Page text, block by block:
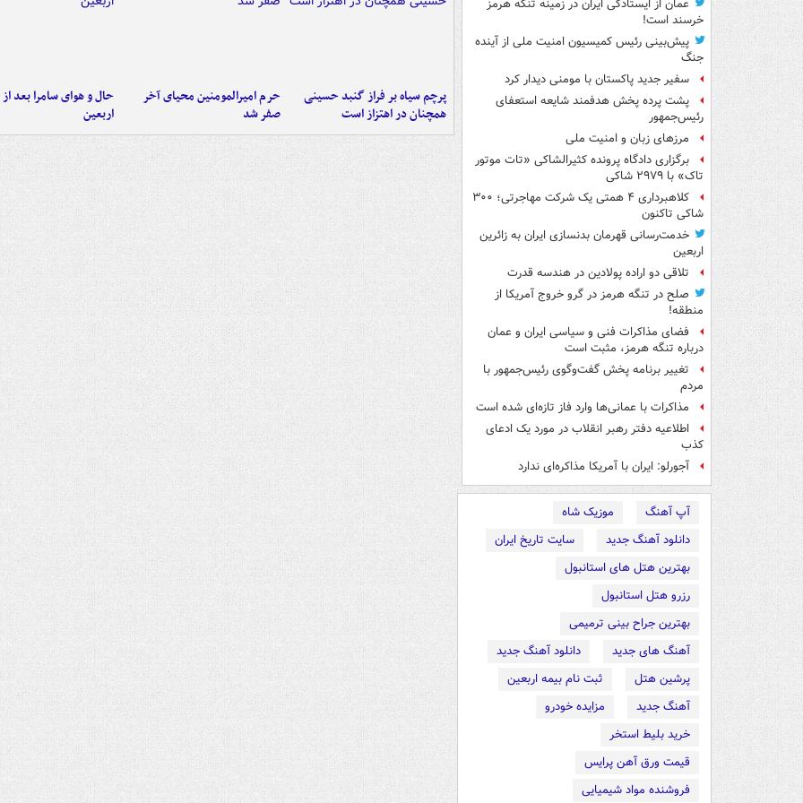
عمان از ایستادگی ایران در زمینه تنگه هرمز
خرسند است!
پیش‌بینی رئیس کمیسیون امنیت ملی از آینده
جنگ
سفیر جدید پاکستان با مومنی دیدار کرد
پشت پرده پخش هدفمند شایعه استعفای
رئیس‌جمهور
مرزهای زبان و امنیت ملی
برگزاری دادگاه پرونده کثیرالشاکی «تات موتور
تاک» با ۲۹۷۹ شاکی
کلاهبرداری ۴ همتی یک شرکت مهاجرتی؛ ۳۰۰
شاکی تاکنون
خدمت‌رسانی قهرمان بدنسازی ایران به زائرین
اربعین
تلاقی دو اراده پولادین در هندسه قدرت
صلح در تنگه هرمز در گرو خروج آمریکا از
منطقه!
فضای مذاکرات فنی و سیاسی ایران و عمان
درباره تنگه هرمز، مثبت است
تغییر برنامه پخش گفت‌وگوی رئیس‌جمهور با
مردم
مذاکرات با عمانی‌ها وارد فاز تازه‌ای شده است
اطلاعیه دفتر رهبر انقلاب در مورد یک ادعای
کذب
آجورلو: ایران با آمریکا مذاکره‌ای ندارد
آپ آهنگ
موزیک شاه
دانلود آهنگ جدید
سایت تاریخ ایران
بهترین هتل های استانبول
رزرو هتل استانبول
بهترین جراح بینی ترمیمی
آهنگ های جدید
دانلود آهنگ جدید
پرشین هتل
ثبت نام بیمه اربعین
آهنگ جدید
مزایده خودرو
خرید بلیط استخر
قیمت ورق آهن پرایس
فروشنده مواد شیمیایی
پرچم سیاه بر فراز گنبد حسینی
همچنان در اهتزاز است
حرم امیرالمومنین محیای آخر
صفر شد
حال و هوای سامرا بعد از
اربعین